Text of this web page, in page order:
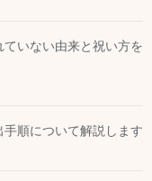
いない由来と祝い方を
順について解説します